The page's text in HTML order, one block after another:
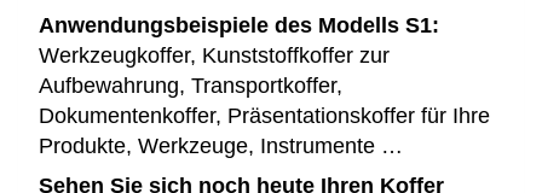
Anwendungsbeispiele des Modells S1:
Werkzeugkoffer, Kunststoffkoffer zur
Aufbewahrung, Transportkoffer,
Dokumentenkoffer, Präsentationskoffer für Ihre
Produkte, Werkzeuge, Instrumente …
Sehen Sie sich noch heute Ihren Koffer